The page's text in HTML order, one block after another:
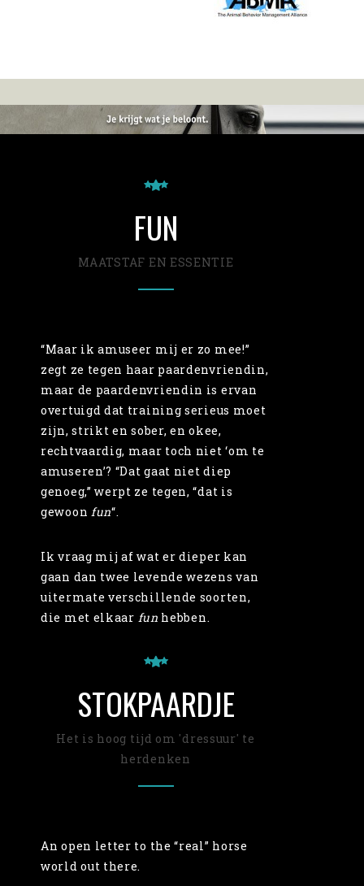
FUN
MAATSTAF EN ESSENTIE
“Maar ik amuseer mij er zo mee!”
zegt ze tegen haar paardenvriendin,
maar de paardenvriendin is ervan
overtuigd dat training serieus moet
zijn, strikt en sober, en okee,
rechtvaardig, maar toch niet ‘om te
amuseren’? “Dat gaat niet diep
genoeg,” werpt ze tegen, “dat is
gewoon fun“.
Ik vraag mij af wat er dieper kan
gaan dan twee levende wezens van
uitermate verschillende soorten,
die met elkaar fun hebben.
STOKPAARDJE
Het is hoog tijd om 'dressuur' te
herdenken
An open letter to the “real” horse
world out there.